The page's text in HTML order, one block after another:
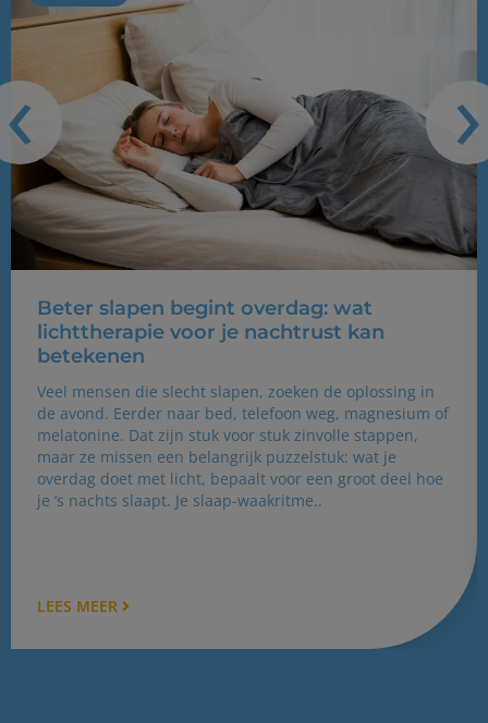
Beter slapen begint overdag: wat
lichttherapie voor je nachtrust kan
betekenen
Veel mensen die slecht slapen, zoeken de oplossing in
de avond. Eerder naar bed, telefoon weg, magnesium of
melatonine. Dat zijn stuk voor stuk zinvolle stappen,
maar ze missen een belangrijk puzzelstuk: wat je
overdag doet met licht, bepaalt voor een groot deel hoe
je ‘s nachts slaapt. Je slaap-waakritme..
LEES MEER
‹ ›